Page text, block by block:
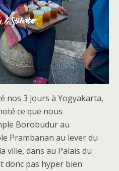
nos 3 jours à Yogyakarta,
ce que nous
Borobudur au
Prambanan au lever du
ville, dans au Palais du
donc pas hyper bien